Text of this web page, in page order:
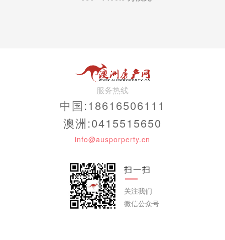
服务热线
中国:18616506111
澳洲:0415515650
info@ausporperty.cn
扫一扫
关注我们
微信公众号